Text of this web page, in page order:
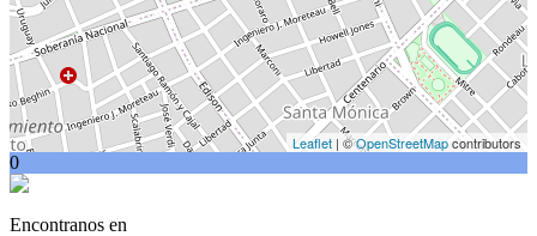
Leaflet | ©OpenStreetMapcontributors
0
Encontranos en